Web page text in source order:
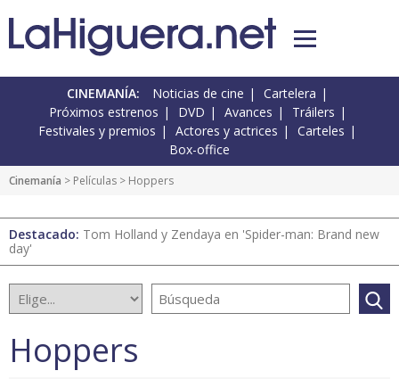
CINEMANÍA: Noticias de cine
Cartelera
Próximos estrenos
DVD Avances
Tráilers
Festivales y premios
Actores y actrices
Carteles
Box-office
Cinemanía > Películas > Hoppers
Destacado: Tom Holland y Zendaya en 'Spider-man: Brand new
day'
Hoppers